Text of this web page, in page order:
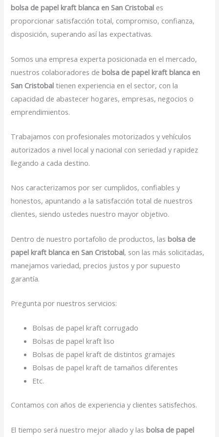
bolsa de papel kraft blanca en San Cristobal es
proporcionar satisfacción total, compromiso, confianza,
disposición, superando así las expectativas.
Somos una empresa experta posicionada en el mercado,
nuestros colaboradores debolsa de papel kraft blanca en
San Cristobaltienen experiencia en el sector, con la
capacidad de abastecer hogares, empresas, negocios o
emprendimientos.
Trabajamos con profesionales motorizados y vehículos
autorizados a nivel local y nacional con seriedad y rapidez
llegando a cada destino.
Nos caracterizamos por ser cumplidos, confiables y
honestos, apuntando a la satisfacción total de nuestros
clientes, siendo ustedes nuestro mayor objetivo.
Dentro de nuestro portafolio de productos, lasbolsa de
papel kraft blanca en San Cristobal, son las más solicitadas,
manejamos variedad, precios justos y por supuesto
garantía.
Pregunta por nuestros servicios:
Bolsas de papel kraft corrugado
Bolsas de papel kraft liso
Bolsas de papel kraft de distintos gramajes
Bolsas de papel kraft de tamaños diferentes
Etc.
Contamos con años de experiencia y clientes satisfechos.
El tiempo será nuestro mejor aliado y lasbolsa de papel